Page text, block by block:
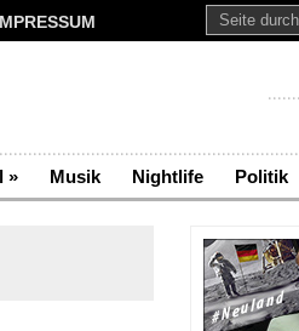
» Musik Nightlife Politik